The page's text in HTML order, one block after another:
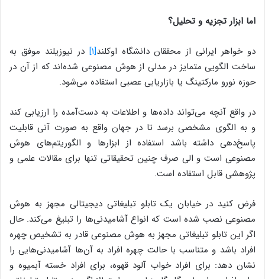
اما ابزار تجزیه و تحلیل؟
دو خواهر ایرانی از محققان دانشگاه اوکلند[۱]
در نیوزیلند موفق به
ساخت الگویی متمایز در مدلی از هوش مصنوعی شده‌اند که از آن در
حوزه‌ نورو مارکتینگ یا بازاریابی عصبی استفاده می‌شود.
در واقع آنچه می‌تواند داده‌ها و اطلاعات به دست‌آمده را ارزیابی کند
و به الگوی مشخصی برسد تا در جهان واقع به صورت آنی قابلیت
پاسخ‌دهی داشته باشد استفاده از ابزار‌ها و الگوریتم‌های هوش
مصنوعی است و الی صرف چنین تحقیقاتی تنها برای مقالات علمی و
پژوهشی قابل استفاده است.
فرض کنید در خیابان یک تابلو تبلیغاتی دیجیتالی مجهز به هوش
مصنوعی نصب شده است که انواع آشامیدنی‌ها را تبلیغ می‌کند. حال
اگر این تابلو تبلیغاتی مجهز به هوش مصنوعی قادر به تشخیص چهره
افراد باشد و متناسب با حالت چهره افراد به آن‌ها آشامیدنی‌هایی را
نشان دهد: برای افراد خواب آلود قهوه، برای افراد خسته آبمیوه و